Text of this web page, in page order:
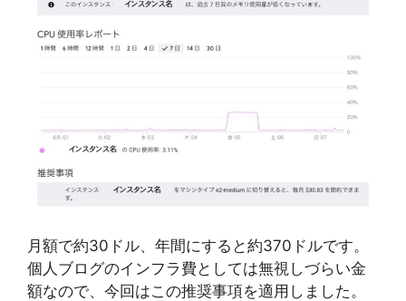
月額で約30ドル、年間にすると約370ドルです。
個人ブログのインフラ費としては無視しづらい金
額なので、今回はこの推奨事項を適用しました。